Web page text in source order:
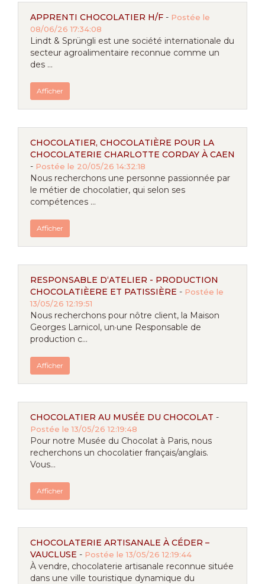
APPRENTI CHOCOLATIER H/F - Postée le
08/06/26 17:34:08
Lindt & Sprüngli est une société internationale du
secteur agroalimentaire reconnue comme un
des ...
Afficher
CHOCOLATIER, CHOCOLATIÈRE POUR LA
CHOCOLATERIE CHARLOTTE CORDAY À CAEN
- Postée le 20/05/26 14:32:18
Nous recherchons une personne passionnée par
le métier de chocolatier, qui selon ses
compétences ...
Afficher
RESPONSABLE D‘ATELIER - PRODUCTION
CHOCOLATIÈERE ET PATISSIÈRE - Postée le
13/05/26 12:19:51
Nous recherchons pour nôtre client, la Maison
Georges Larnicol, un·une Responsable de
production c...
Afficher
CHOCOLATIER AU MUSÉE DU CHOCOLAT -
Postée le 13/05/26 12:19:48
Pour notre Musée du Chocolat à Paris, nous
recherchons un chocolatier français/anglais.
Vous...
Afficher
CHOCOLATERIE ARTISANALE À CÉDER –
VAUCLUSE - Postée le 13/05/26 12:19:44
À vendre, chocolaterie artisanale reconnue située
dans une ville touristique dynamique du